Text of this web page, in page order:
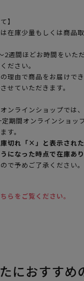
】
在庫少量もしくは商品
2週間ほどお時間をいた
ださい。
理由で商品をお届けで
せていただきます。
ンラインショップでは
期間オンラインショッ
す。
切れ「×」と表示され
になった時点で在庫あ
ので予めご了承ください。
らをご覧ください。
におすすめ